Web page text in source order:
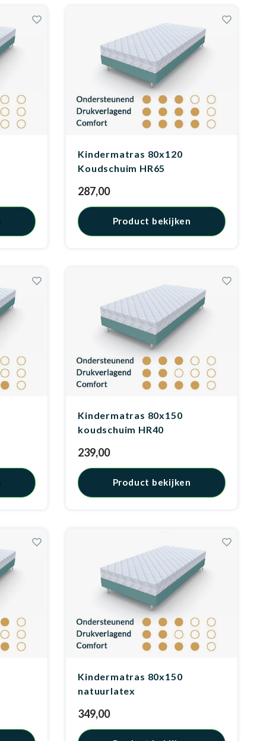
Kindermatras 80x120
Koudschuim HR65
287,00
Product bekijken
Kindermatras 80x150
koudschuim HR40
239,00
Product bekijken
Kindermatras 80x150
natuurlatex
349,00